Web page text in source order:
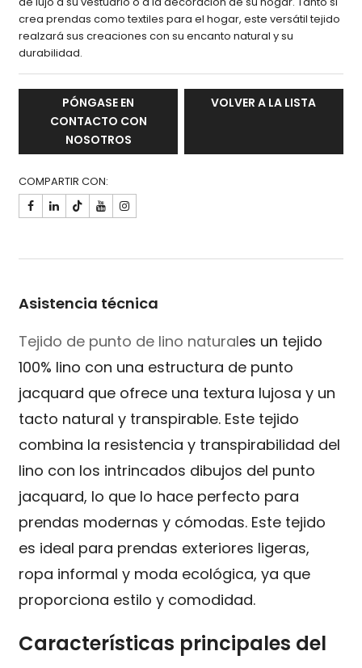
crea prendas como textiles para el hogar, este versátil tejido
realzará sus creaciones con su encanto natural y su
durabilidad.
PÓNGASE EN
CONTACTO CON
NOSOTROS
VOLVER A LA LISTA
COMPARTIR CON:

Asistencia técnica
Tejido de punto de lino naturales un tejido
100% lino con una estructura de punto
jacquard que ofrece una textura lujosa y un
tacto natural y transpirable. Este tejido
combina la resistencia y transpirabilidad del
lino con los intrincados dibujos del punto
jacquard, lo que lo hace perfecto para
prendas modernas y cómodas. Este tejido
es ideal para prendas exteriores ligeras,
ropa informal y moda ecológica, ya que
proporciona estilo y comodidad.
Características principales del